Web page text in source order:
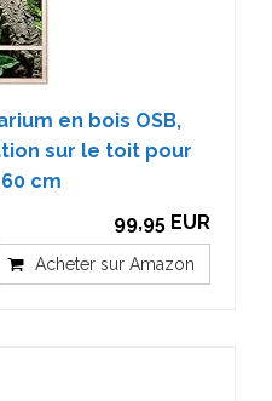
en bois OSB,
sur le toit pour
cm
99,95 EUR
Acheter sur Amazon